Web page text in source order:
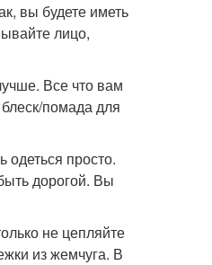
вы будете иметь
лицо,
Все что вам
помада для
просто.
дорогой. Вы
не цепляйте
из жемчуга. В